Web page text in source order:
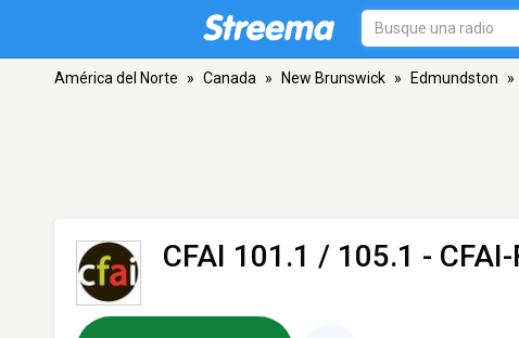
América del Norte » Canada » New Brunswick » Edmundston »
CFAI 101.1 / 105.1 - CFAI-